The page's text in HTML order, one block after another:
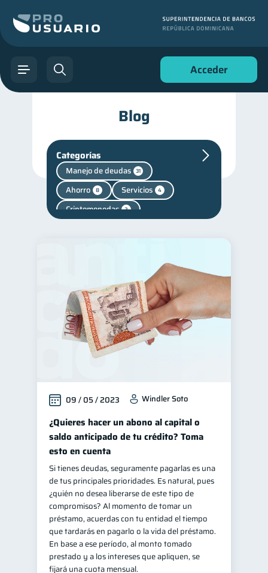
Acceder
Blog
Categorías
Manejo de deudas 31
Ahorro 8 Servicios 4
Criptomonedas 2
Finanzas para jóvenes 30
Control de deudas 30
Finanzas familiares 25
Inclusión financiera 22
Bienestar financiero
Finanzas para mujeres
Seguridad financiera 13
Salud financiera 12
Productos financieros 11
Organización Financiera
Deudas 10
Entidad financiera 8
Préstamos 8 Consejos 6
Tarjeta de crédito 6
Historial crediticio 6
09 / 05 / 2023 Windler Soto
¿Quieres hacer un abono al capital o
saldo anticipado de tu crédito? Toma
esto en cuenta
Si tienes deudas, seguramente pagarlas es una
de tus principales prioridades. Es natural, pues
¿quién no desea liberarse de este tipo de
compromisos? Al momento de tomar un
préstamo, acuerdas con tu entidad el tiempo
que tardarás en pagarlo o la vida del préstamo.
En base a ese período, al monto tomado
prestado y a los intereses que apliquen, se
fijará una cuota mensual.